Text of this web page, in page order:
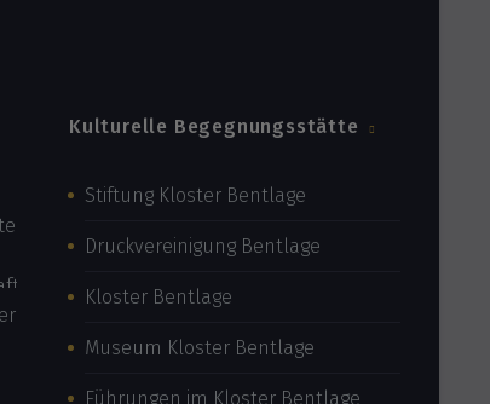
Kulturelle Begegnungsstätte
Stiftung Kloster Bentlage
Druckvereinigung Bentlage
Kloster Bentlage
Museum Kloster Bentlage
Führungen im Kloster Bentlage